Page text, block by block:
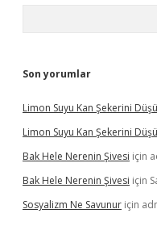
Son yorumlar
Limon Suyu Kan Şekerini
Limon Suyu Kan Şekerini
Bak Hele Nerenin Şivesi için
Bak Hele Nerenin Şivesi için
Sosyalizm Ne Savunur için